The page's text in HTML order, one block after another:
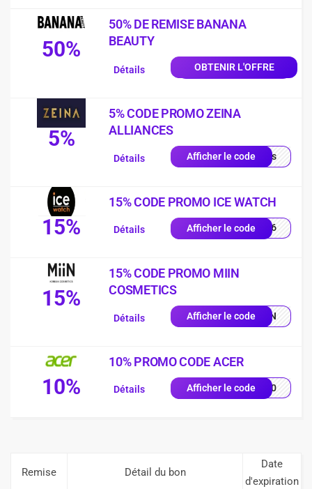
50%
50% DE REMISE BANANA
BEAUTY
OBTENIR L'OFFRE
Détails
5%
5% CODE PROMO ZEINA
ALLIANCES
Afficher le codequis
Détails
15%
15% CODE PROMO ICE WATCH
Afficher le codePY26
Détails
15%
15% CODE PROMO MIIN
COSMETICS
Afficher le codeMIIN
Détails
10%
10% PROMO CODE ACER
Afficher le codeVE10
Détails
Remise Détail du bon
Date
d'expiration